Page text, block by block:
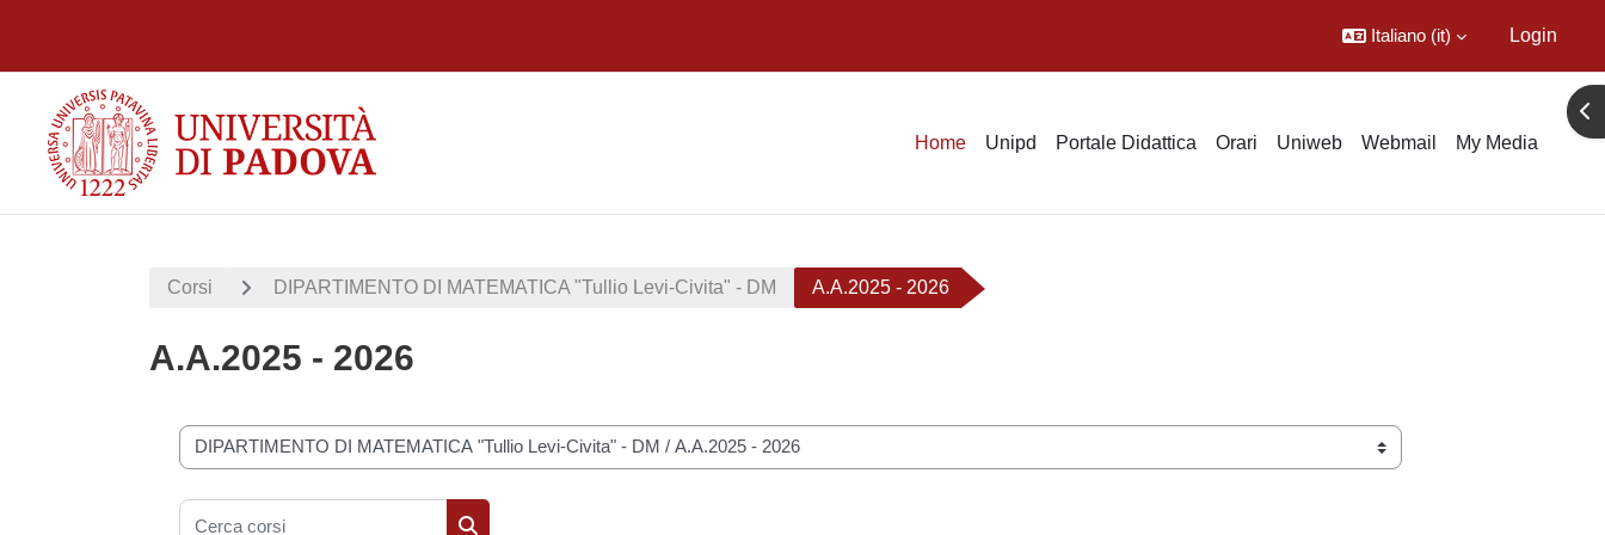
Italiano ‎(it)‎ Login
Home Unipd Portale Didattica Orari Uniweb Webmail My Media
Corsi DIPARTIMENTO DI MATEMATICA "Tullio Levi-Civita" - DM A.A.2025 - 2026
A.A.2025 - 2026
Categorie di corso
Cerca corsi